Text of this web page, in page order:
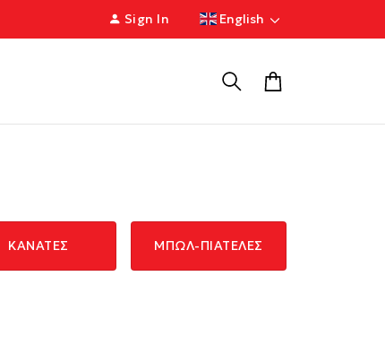
Sign In English
ΚΑΝΑΤΕΣ ΜΠΩΛ-ΠΙΑΤΕΛΕΣ